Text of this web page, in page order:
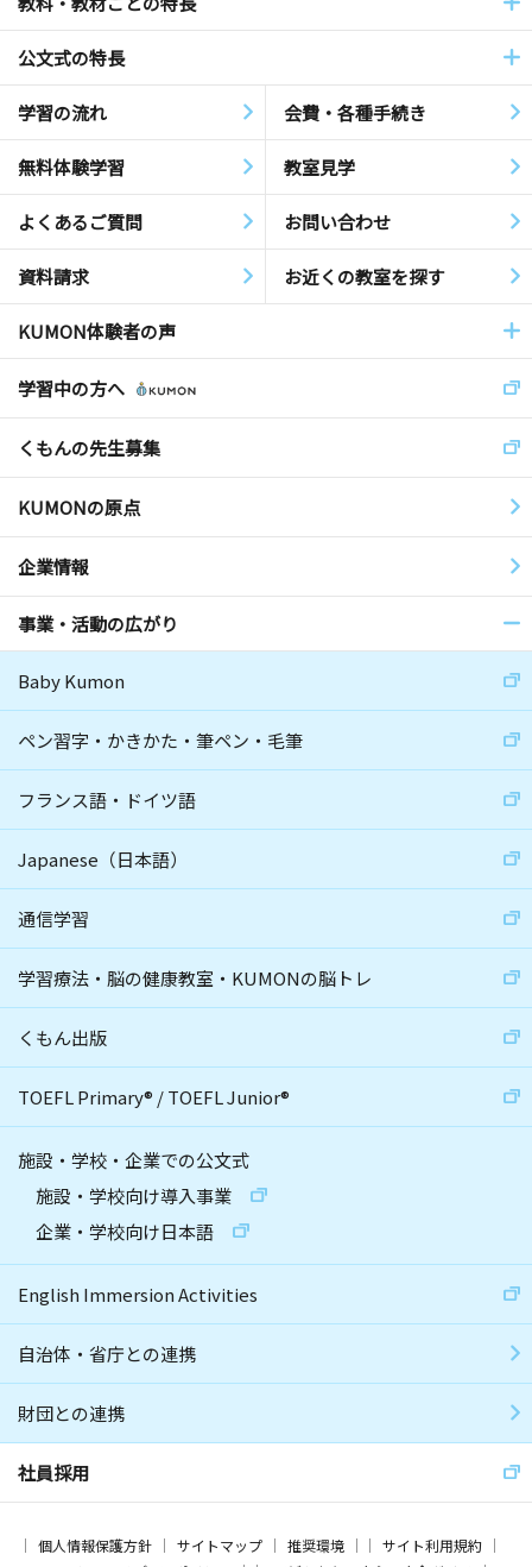
公文式の特長
学習の流れ 会費・各種手続き
無料体験学習 教室見学
よくあるご質問 お問い合わせ
資料請求 お近くの教室を探す
KUMON体験者の声
学習中の方へ
くもんの先生募集
KUMONの原点
企業情報
事業・活動の広がり
Baby Kumon
ペン習字・かきかた・筆ペン・毛筆
フランス語・ドイツ語
Japanese（日本語）
通信学習
学習療法・脳の健康教室・KUMONの脳トレ
くもん出版
TOEFL Primary® /TOEFL Junior®
施設・学校・企業での公文式
施設・学校向け導入事業
企業・学校向け日本語
English Immersion Activities
自治体・省庁との連携
財団との連携
社員採用
個人情報保護方針 サイトマップ 推奨環境
サイト利用規約